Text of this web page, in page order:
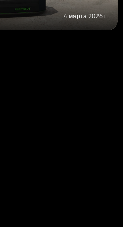
4 марта 2026 г.